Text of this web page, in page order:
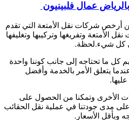
عمال فلبينيون
أرخص شركات نقل الأمتعة التي تقدم
الأمتعة وتفريغها وتركيبها وتغليفها
كل شيء.لحظة.
كل ما تحتاجه إلى جانب كوننا واحدة
يتعلق الأمر بالخدمة وأفضل
الأخرى وتمكنا من الحصول على
على مدى جودتنا في عملية نقل الحقائب
وبأقل الأسعار.